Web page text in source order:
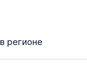
регионе